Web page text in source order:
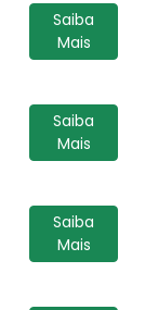
Saiba
Mais
Saiba
Mais
Saiba
Mais